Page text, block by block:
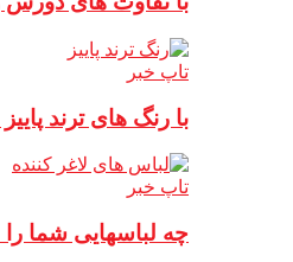
تاپ خبر
با رنگ های ترند
تاپ خبر
چه لباسهایی شما را